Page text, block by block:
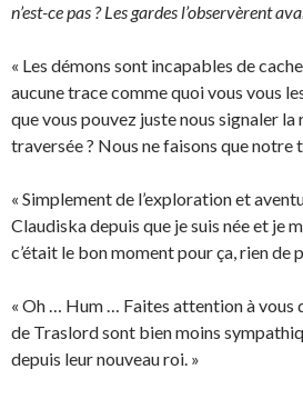
n’est-ce pas ? Les gardes l’observèrent
« Les démons sont incapables de
aucune trace comme quoi vous vous
que vous pouvez juste nous signaler
traversée ? Nous ne faisons que notre
« Simplement de l’exploration et
Claudiska depuis que je suis née et je
c’était le bon moment pour ça, rien de
« Oh … Hum … Faites attention à vous
de Traslord sont bien moins
depuis leur nouveau roi. »